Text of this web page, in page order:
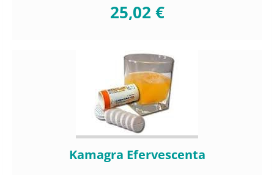
25,02 €
Kamagra Efervescenta